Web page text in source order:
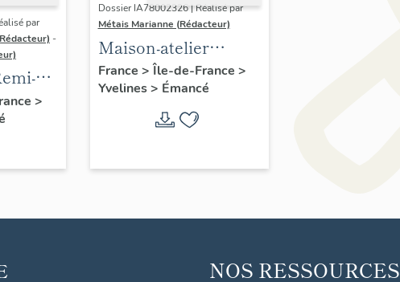
par
-
et-
>
Dossier IA78002326 | Réalisé par
Métais Marianne (Rédacteur)
Maison-atelier
d'Alfred Manessier
France > Île-de-France >
Yvelines> Émancé
NOS RESSOURCES